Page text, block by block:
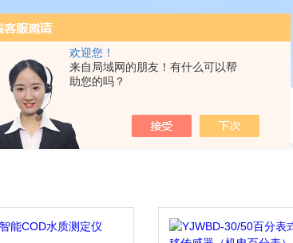
欢迎您！
来自局域网的朋友！有什么可以帮
助您的吗？
分析报警器，